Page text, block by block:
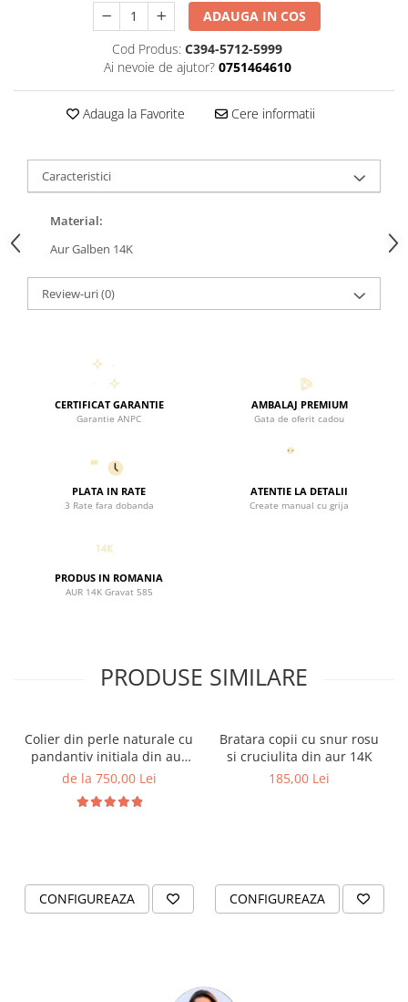
ADAUGA IN COS
Cod Produs: C394-5712-5999
Ai nevoie de ajutor? 0751464610
Adauga la Favorite Cere informatii
Caracteristici
Material:
Aur Galben 14K
Review-uri(0)
CERTIFICAT GARANTIE
Garantie ANPC
AMBALAJ PREMIUM
Gata de oferit cadou
PLATA IN RATE
3 Rate fara dobanda
ATENTIE LA DETALII
Create manual cu grija
PRODUS IN ROMANIA
AUR 14K Gravat 585
PRODUSE SIMILARE
Colier din perle naturale cu
pandantiv initiala din aur
14K si bilute din aur 14K de
de la 750,00 Lei
CONFIGUREAZA
Bratara copii cu snur rosu
si cruciulita din aur 14K
185,00 Lei
CONFIGUREAZA